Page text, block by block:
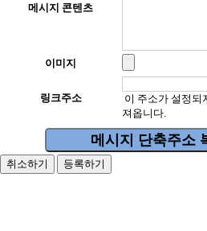
메시지 콘텐츠
이미지
링크주소
이 주소가 설정되
져옵니다.
메시지 단축주소
취소하기 등록하기